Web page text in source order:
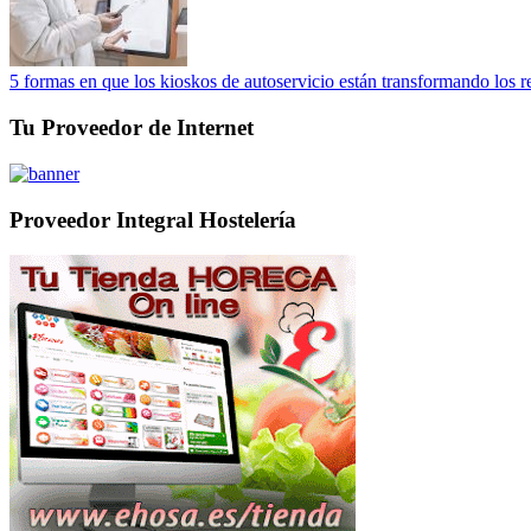
5 formas en que los kioskos de autoservicio están transformando los
Tu Proveedor de Internet
Proveedor Integral Hostelería